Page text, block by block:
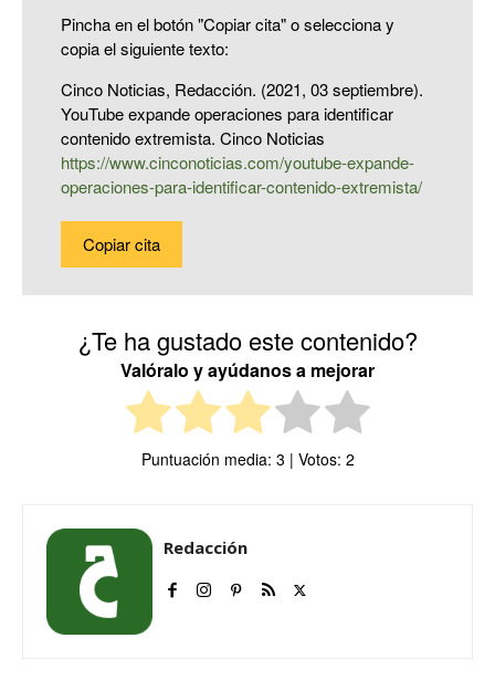
Pincha en el botón "Copiar cita" o selecciona y
copia el siguiente texto:
Cinco Noticias, Redacción. (2021, 03 septiembre).
YouTube expande operaciones para identificar
contenido extremista. Cinco Noticias
https://www.cinconoticias.com/youtube-expande-
operaciones-para-identificar-contenido-extremista/
Copiar cita
¿Te ha gustado este contenido?
Valóralo y ayúdanos a mejorar
Puntuación media: 3 | Votos: 2
Redacción